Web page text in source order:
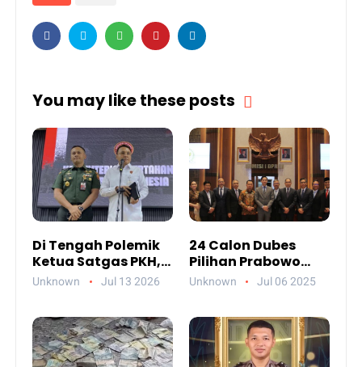
You may like these posts
Di Tengah Polemik
Ketua Satgas PKH,
Ada Pesan Penting
Unknown Jul 13 2026
24 Calon Dubes
Pilihan Prabowo
Jalani Uji
Unknown Jul 06 2025